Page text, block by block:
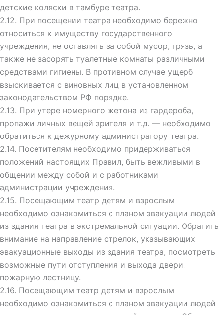
детские коляски в тамбуре театра.
2.12. При посещении театра необходимо бережно
относиться к имуществу государственного
учреждения, не оставлять за собой мусор, грязь, а
также не засорять туалетные комнаты различными
средствами гигиены. В противном случае ущерб
взыскивается с виновных лиц в установленном
законодательством РФ порядке.
2.13. При утере номерного жетона из гардероба,
пропажи личных вещей зрителя и т.д. — необходимо
обратиться к дежурному администратору театра.
2.14. Посетителям необходимо придерживаться
положений настоящих Правил, быть вежливыми в
общении между собой и с работниками
администрации учреждения.
2.15. Посещающим театр детям и взрослым
необходимо ознакомиться с планом эвакуации людей
из здания театра в экстремальной ситуации. Обратить
внимание на направление стрелок, указывающих
эвакуационные выходы из здания театра, посмотреть
возможные пути отступления и выхода двери,
пожарную лестницу.
2.16. Посещающим театр детям и взрослым
необходимо ознакомиться с планом эвакуации людей